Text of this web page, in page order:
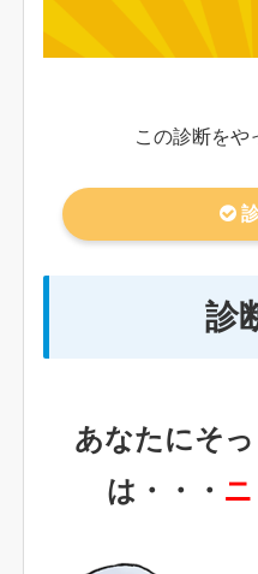
この診断をや
診
あなたにそ
は・・・